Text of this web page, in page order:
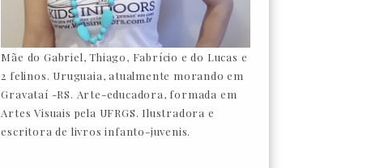
Mãe do Gabriel, Thiago, Fabrício e do Lucas e
2 felinos. Uruguaia, atualmente morando em
Gravataí -RS. Arte-educadora, formada em
Artes Visuais pela UFRGS. Ilustradora e
escritora de livros infanto-juvenis.